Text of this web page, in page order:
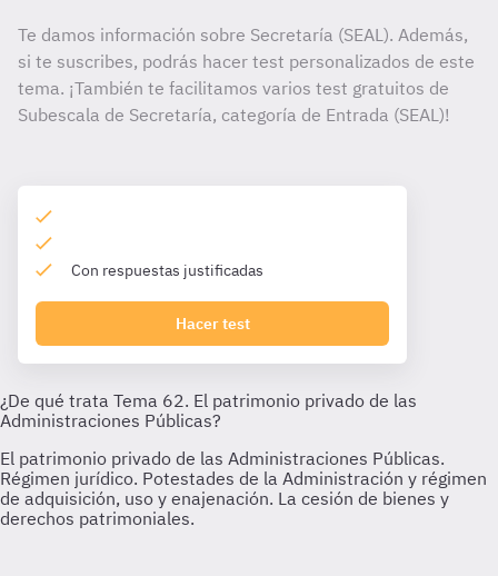
Te damos información sobre Secretaría (SEAL). Además,
si te suscribes, podrás hacer test personalizados de este
tema. ¡También te facilitamos varios test gratuitos de
Subescala de Secretaría, categoría de Entrada (SEAL)!
Con respuestas justificadas
Hacer test